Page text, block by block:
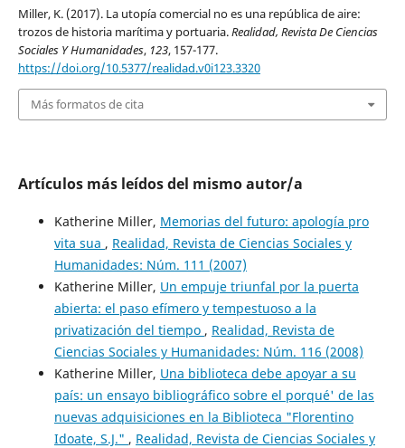
Miller, K. (2017). La utopía comercial no es una república de aire:
trozos de historia marítima y portuaria.Realidad, Revista De Ciencias
Sociales Y Humanidades, 123, 157-177.
https://doi.org/10.5377/realidad.v0i123.3320
Más formatos de cita
Artículos más leídos del mismo autor/a
Katherine Miller, Memorias del futuro: apología pro
vita sua , Realidad, Revista de Ciencias Sociales y
Humanidades: Núm. 111 (2007)
Katherine Miller, Un empuje triunfal por la puerta
abierta: el paso efímero y tempestuoso a la
privatización del tiempo , Realidad, Revista de
Ciencias Sociales y Humanidades: Núm. 116 (2008)
Katherine Miller, Una biblioteca debe apoyar a su
país: un ensayo bibliográfico sobre el porqué' de las
nuevas adquisiciones en la Biblioteca "Florentino
Idoate, S.J." , Realidad, Revista de Ciencias Sociales y